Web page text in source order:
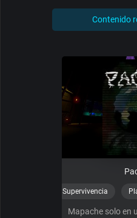
Contenido
Supervivencia
Mapache solo en